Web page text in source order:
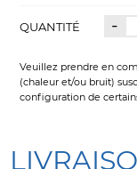
QUANTITÉ -
Veuillez prendre en
(chaleur et/ou bruit)
configuration de